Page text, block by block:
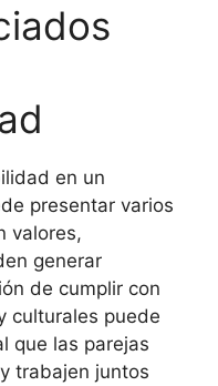
en un
presentar varios
valores,
generar
de cumplir con
culturales puede
que las parejas
trabajen juntos